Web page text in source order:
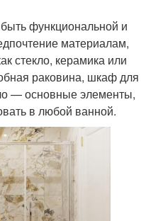
функциональной и
материалам,
стекло, керамика или
раковина, шкаф для
— основные элементы,
в любой ванной.